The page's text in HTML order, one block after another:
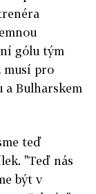
gólu tým
musí pro
a Bulharskem
teď
"Teď nás
být v